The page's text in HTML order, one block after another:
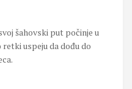
šahovski put počinje u
uspeju da dođu do